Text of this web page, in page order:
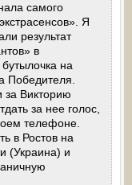
самого
Я
результат
в
на
Победителя.
за Викторию
за нее голос,
телефоне.
в Ростов на
(Украина) и